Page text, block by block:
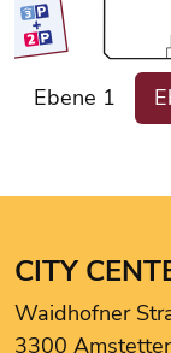
CCA Info-
Müller
Müller
New Yorker
Ebene 1
CITY
Waidhofner
3300